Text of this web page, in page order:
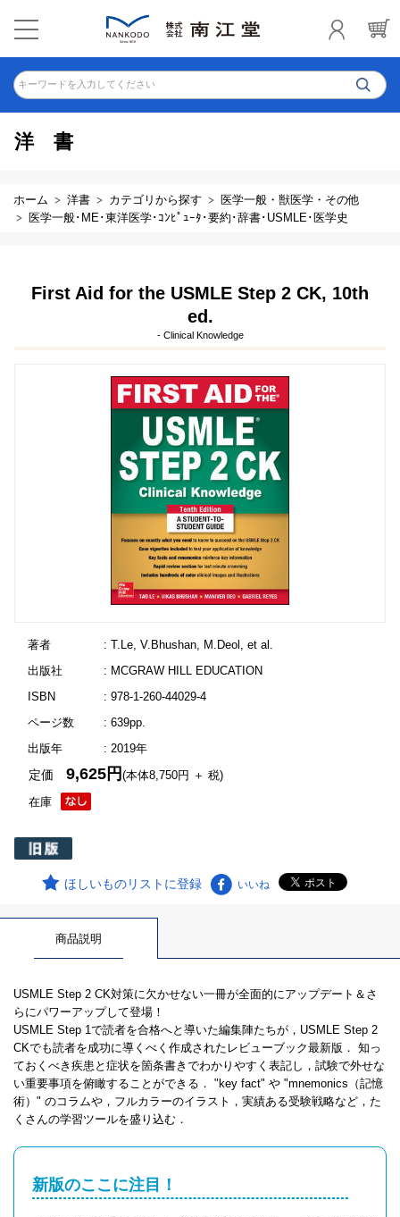
キーワードを入力してください
洋書
ホーム 洋書 カテゴリから探す
医学一般・獣医学・その他
医学一般･ME･東洋医学･ｺﾝﾋﾟｭｰﾀ･要約･辞書･USMLE･医学史
First Aid for the USMLE Step 2 CK, 10th
ed.
- Clinical Knowledge
著者
: T.Le, V.Bhushan, M.Deol, et al.
出版社
: MCGRAW HILL EDUCATION
ISBN
: 978-1-260-44029-4
ページ数
: 639pp.
出版年
: 2019年
在庫
定価9,625円(本体8,750円 ＋ 税)
ほしいものリストに登録 いいね
商品説明
USMLE Step 2 CK対策に欠かせない一冊が全面的にアップデート＆さ
らにパワーアップして登場！
USMLE Step 1で読者を合格へと導いた編集陣たちが，USMLE Step 2
CKでも読者を成功に導くべく作成されたレビューブック最新版． 知っ
ておくべき疾患と症状を箇条書きでわかりやすく表記し，試験で外せな
い重要事項を俯瞰することができる． "key fact" や "mnemonics（記憶
術）" のコラムや，フルカラーのイラスト，実績ある受験戦略など，た
くさんの学習ツールを盛り込む．
新版のここに注目！